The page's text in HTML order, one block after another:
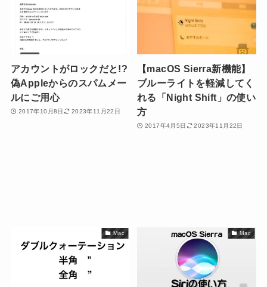
アカウントがロックだと!?
偽Appleからのスパムメー
ルにご用心
2017年10月8日 2023年11月22日
【macOS Sierra新機能】
ブルーライトを軽減してく
れる「Night Shift」の使い
方
2017年4月5日 2023年11月22日
Mac Mac